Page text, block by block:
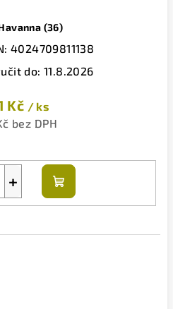
(36)
4024709811138
do: 11.8.2026
Kč / ks
bez DPH
+
Do
košíku